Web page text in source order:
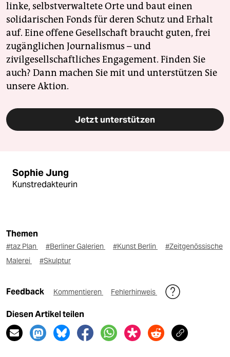
linke, selbstverwaltete Orte und baut einen
solidarischen Fonds für deren Schutz und Erhalt
auf. Eine offene Gesellschaft braucht guten, frei
zugänglichen Journalismus – und
zivilgesellschaftliches Engagement. Finden Sie
auch? Dann machen Sie mit und unterstützen Sie
unsere Aktion.
Jetzt unterstützen
Sophie Jung
Kunstredakteurin
Themen
#taz Plan #Berliner Galerien #Kunst Berlin
#Zeitgenössische
Malerei
#Skulptur
Feedback Kommentieren Fehlerhinweis
Diesen Artikel teilen